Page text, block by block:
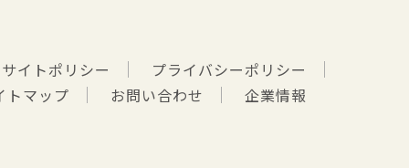
サイトポリシー
プライバシーポリシー
トマップ
お問い合わせ 企業情報